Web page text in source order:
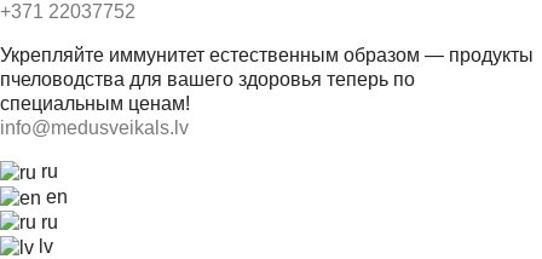
+371 22037752
Укрепляйте иммунитет естественным образом — продукты
пчеловодства для вашего здоровья теперь по
специальным ценам!
info@medusveikals.lv
ru
en
ru
lv